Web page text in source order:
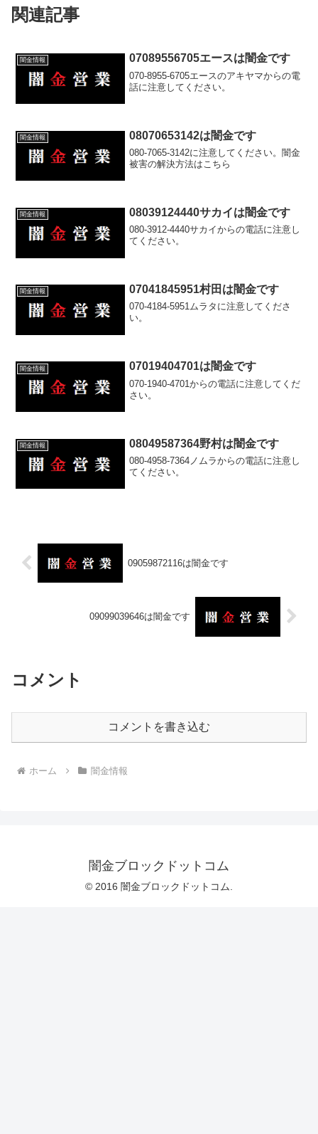
関連記事
闇金情報 07089556705エースは闇金です
070-8955-6705エースのアキヤマからの電
話に注意してください。
闇金情報 08070653142は闇金です
080-7065-3142に注意してください。闇金
被害の解決方法はこちら
闇金情報 08039124440サカイは闇金です
080-3912-4440サカイからの電話に注意し
てください。
闇金情報 07041845951村田は闇金です
070-4184-5951ムラタに注意してくださ
い。
闇金情報 07019404701は闇金です
070-1940-4701からの電話に注意してくだ
さい。
闇金情報 08049587364野村は闇金です
080-4958-7364ノムラからの電話に注意し
てください。
09059872116は闇金です
09099039646は闇金です
コメント
コメントを書き込む
ホーム 闇金情報
闇金ブロックドットコム
© 2016 闇金ブロックドットコム.